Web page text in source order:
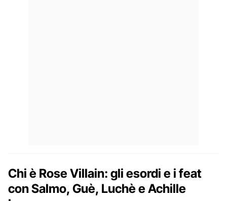
Chi è Rose Villain: gli esordi e i feat
con Salmo, Guè, Luchè e Achille